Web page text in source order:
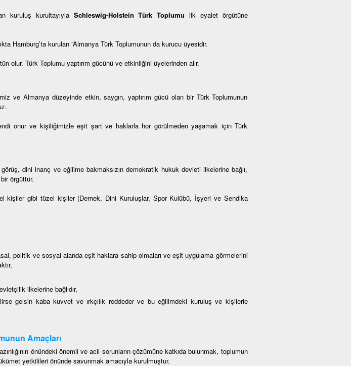
kuruluş kurultayıyla Schleswig-Holstein Türk Toplumu ilk eyalet örgütüne
Hamburg’ta kurulan ”Almanya Türk Toplumunun da kurucu üyesidir.
olur. Türk Toplumu yaptırım gücünü ve etkinliğini üyelerinden alır.
ve Almanya düzeyinde etkin, saygın, yaptırım gücü olan bir Türk Toplumunun
onur ve kişiliğimizle eşit şart ve haklarla hor görülmeden yaşamak için Türk
dini inanç ve eğilime bakmaksızın demokratik hukuk devleti ilkelerine bağlı,
örgüttür.
kişiler gibi tüzel kişiler (Dernek, Dini Kuruluşlar, Spor Kulübü, İşyeri ve Sendika
politik ve sosyal alanda eşit haklara sahip olmaları ve eşit uygulama görmelerini
ilkelerine bağlıdır,
gelsin kaba kuvvet ve ırkçılık reddeder ve bu eğilimdeki kuruluş ve kişilerle
Amaçları
önündeki önemli ve acil sorunların çözümüne katkıda bulunmak, toplumun
yetkilileri önünde savunmak amacıyla kurulmuştur.